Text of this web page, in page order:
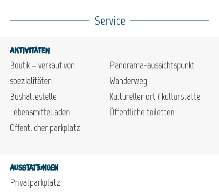
Service
Aktivitäten
Boutik – verkauf von
spezialitäten
Bushaltestelle
Lebensmittelladen
Öffentlicher parkplatz
Panorama-aussichtspunkt
Wanderweg
Kultureller ort / kulturstätte
Öffentliche toiletten
Ausstattungen
Privatparkplatz